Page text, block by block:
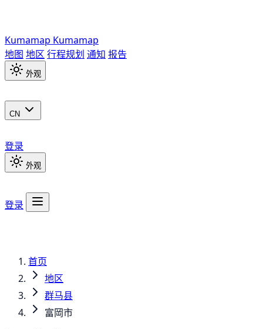
Kumamap Kumamap
地图 地区 行程规划 通知 报告
外观
CN
登录
外观
登录
首页
地区
群马县
富岡市